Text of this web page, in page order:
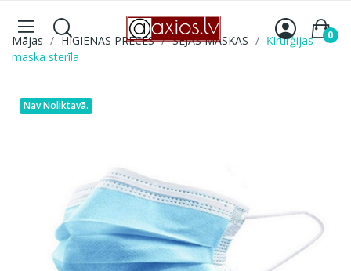
0
Mājas HIGIENAS PRECES SEJAS MASKAS
Ķirurģijas
maska sterīla
Nav Noliktavā.